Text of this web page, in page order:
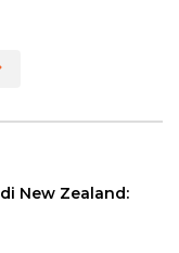
New Zealand: